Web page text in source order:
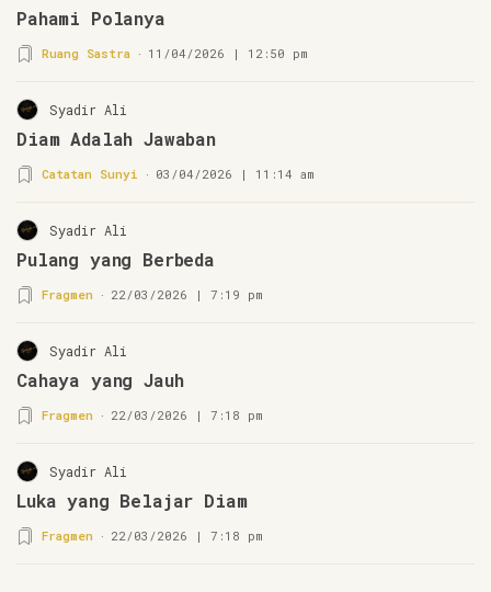
Pahami Polanya
Ruang Sastra 11/04/2026 | 12:50 pm
Syadir Ali
Diam Adalah Jawaban
Catatan Sunyi 03/04/2026 | 11:14 am
Syadir Ali
Pulang yang Berbeda
Fragmen 22/03/2026 | 7:19 pm
Syadir Ali
Cahaya yang Jauh
Fragmen 22/03/2026 | 7:18 pm
Syadir Ali
Luka yang Belajar Diam
Fragmen 22/03/2026 | 7:18 pm